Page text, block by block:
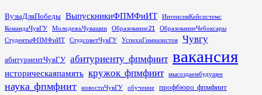
Перейти
к
содержимому
ВузыДляПобеды ВыпускникиФПМФиИТ
ИнтенсивКейсистемс
КомандаЧувГУ
МолодежьЧувашии Образование21
ОбразованиеЧебоксары
СтудентыФПМФиИТ
СтудсоветЧувГУ УспехиГимназистов Чувгу
абитуриентЧувГУ абитуриенту_фпмфиит вакансия
историческаяпамять кружок_фпмфиит мысоздаембудущее
наука_фпмфиит новостиЧувГУ обучение профбюро_фпмфиит